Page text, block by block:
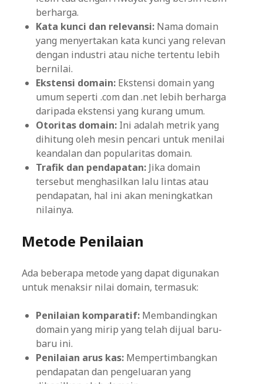
berharga.
Kata kunci dan relevansi: Nama domain
yang menyertakan kata kunci yang relevan
dengan industri atau niche tertentu lebih
bernilai.
Ekstensi domain: Ekstensi domain yang
umum seperti .com dan .net lebih berharga
daripada ekstensi yang kurang umum.
Otoritas domain: Ini adalah metrik yang
dihitung oleh mesin pencari untuk menilai
keandalan dan popularitas domain.
Trafik dan pendapatan: Jika domain
tersebut menghasilkan lalu lintas atau
pendapatan, hal ini akan meningkatkan
nilainya.
Metode Penilaian
Ada beberapa metode yang dapat digunakan
untuk menaksir nilai domain, termasuk:
Penilaian komparatif: Membandingkan
domain yang mirip yang telah dijual baru-
baru ini.
Penilaian arus kas: Mempertimbangkan
pendapatan dan pengeluaran yang